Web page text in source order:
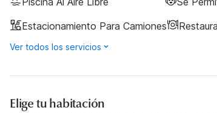
Estacionamiento Para Camiones
Ver todos los servicios
Elige tu habitación